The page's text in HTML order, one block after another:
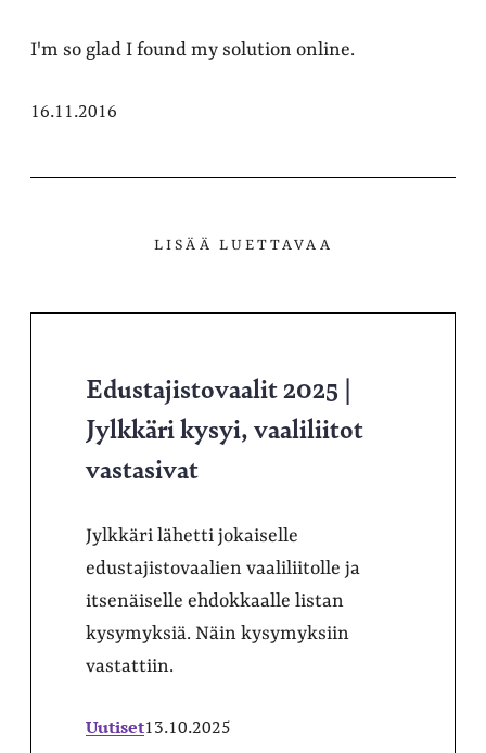
I'm so glad I found my solution online.
16.11.2016
LISÄÄ LUETTAVAA
Edustajistovaalit 2025 |
Jylkkäri kysyi, vaaliliitot
vastasivat
Jylkkäri lähetti jokaiselle
edustajistovaalien vaaliliitolle ja
itsenäiselle ehdokkaalle listan
kysymyksiä. Näin kysymyksiin
vastattiin.
Uutiset13.10.2025